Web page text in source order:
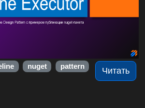
Читать
nuget pattern